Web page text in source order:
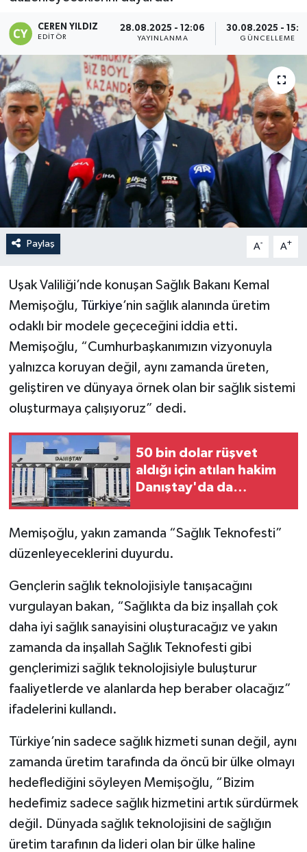
CEREN YILDIZ
EDITÖR
28.08.2025 - 12:06
YAYINLANMA
30.08.2025 -
GÜNCELLEME
Paylaş A- A+
Uşak Valiliği’nde konuşan Sağlık Bakanı Kemal
Memişoğlu, Türkiye’nin sağlık alanında üretim
odaklı bir modele geçeceğini iddia etti.
Memişoğlu, “Cumhurbaşkanımızın vizyonuyla
yalnızca koruyan değil, aynı zamanda üreten,
geliştiren ve dünyaya örnek olan bir sağlık sistemi
oluşturmaya çalışıyoruz” dedi.
50 bin dolar rüşvet
aldığı için atılan hakim
Danıştay'da da
Memişoğlu, yakın zamanda “Sağlık Teknofesti”
düzenleyeceklerini duyurdu.
Gençlerin sağlık teknolojisiyle tanışacağını
vurgulayan bakan, “Sağlıkta da biz inşallah çok
daha iyi sağlık sanayisini oluşturacağız ve yakın
zamanda da inşallah Sağlık Teknofesti gibi
gençlerimizi sağlık teknolojisiyle buluşturur
faaliyetlerde ve alanlarda hep beraber olacağız”
ifadelerini kullandı.
Türkiye’nin sadece sağlık hizmeti sunan değil, aynı
zamanda üretim tarafında da öncü bir ülke olmayı
hedeflediğini söyleyen Memişoğlu, “Bizim
hedefimiz sadece sağlık hizmetini artık sürdürmek
değil. Dünyada sağlık teknolojisini de sağlığın
üretim tarafının da lideri olan bir ülke haline